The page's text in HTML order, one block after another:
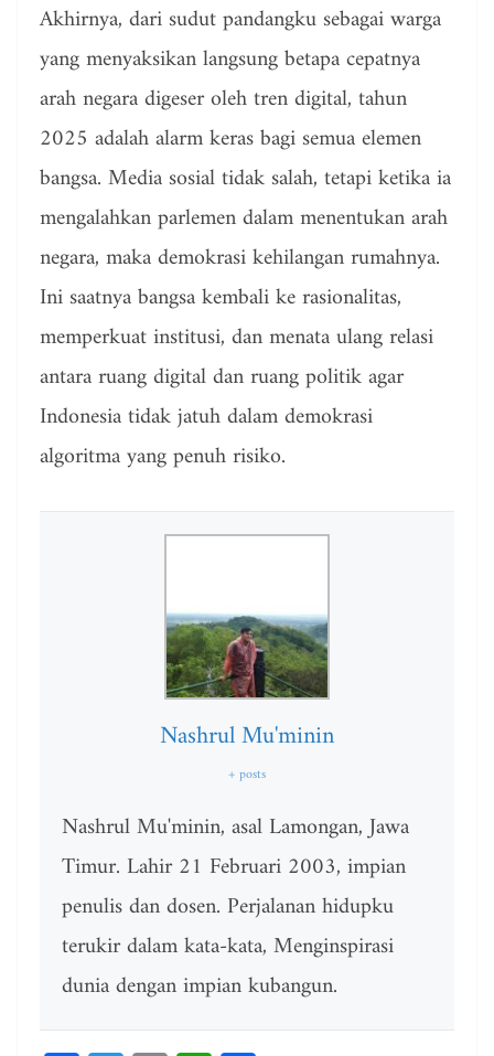
Akhirnya, dari sudut pandangku sebagai warga
yang menyaksikan langsung betapa cepatnya
arah negara digeser oleh tren digital, tahun
2025 adalah alarm keras bagi semua elemen
bangsa. Media sosial tidak salah, tetapi ketika ia
mengalahkan parlemen dalam menentukan arah
negara, maka demokrasi kehilangan rumahnya.
Ini saatnya bangsa kembali ke rasionalitas,
memperkuat institusi, dan menata ulang relasi
antara ruang digital dan ruang politik agar
Indonesia tidak jatuh dalam demokrasi
algoritma yang penuh risiko.
Nashrul Mu'minin
+ posts
Nashrul Mu'minin, asal Lamongan, Jawa
Timur. Lahir 21 Februari 2003, impian
penulis dan dosen. Perjalanan hidupku
terukir dalam kata-kata, Menginspirasi
dunia dengan impian kubangun.